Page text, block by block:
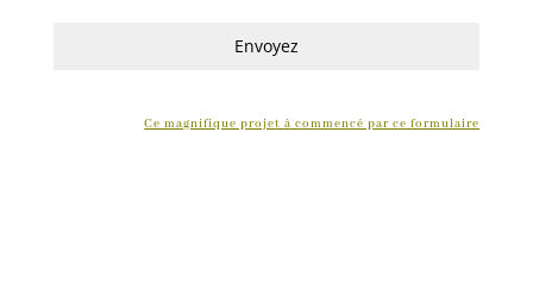
Envoyez
Ce magnifique projet à commencé par ce formulaire